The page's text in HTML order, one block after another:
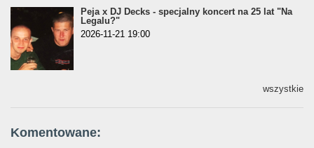
Peja x DJ Decks - specjalny koncert na 25 lat "Na
Legalu?"
2026-11-21 19:00
wszystkie
Komentowane: